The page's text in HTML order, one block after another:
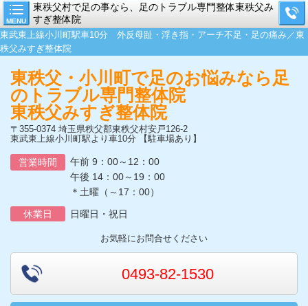
MENU
東秩父村で足の事なら、足のトラブル専門整体東秩父み
すぎ整体院
東武東上線小川町駅車10分 外反母趾・浮き指・アーチ不足・足の痛み／東
秩父みすぎ整体院
東秩父・小川町で足のお悩みなら足
のトラブル専門整体院
東秩父みすぎ整体院
〒355-0374 埼玉県秩父郡東秩父村安戸126-2
東武東上線小川町駅より車10分 【駐車場あり】
営業時間
午前 9：00～12：00
午後 14：00～19：00
＊土曜（～17：00）
休業日
日曜日・祝日
お気軽にお問合せください
0493-82-1530